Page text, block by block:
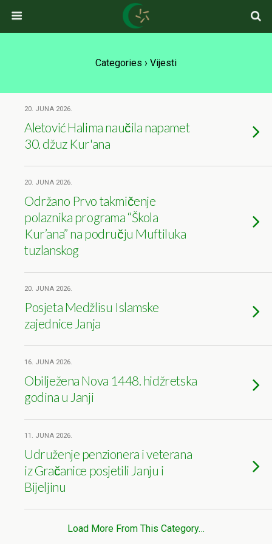
Categories › Vijesti
20. JUNA 2026.
Aletović Halima naučila napamet
30. džuz Kur'ana
20. JUNA 2026.
Održano Prvo takmičenje
polaznika programa “Škola
Kur’ana” na području Muftiluka
tuzlanskog
20. JUNA 2026.
Posjeta Medžlisu Islamske
zajednice Janja
16. JUNA 2026.
Obilježena Nova 1448. hidžretska
godina u Janji
11. JUNA 2026.
Udruženje penzionera i veterana
iz Gračanice posjetili Janju i
Bijeljinu
Load More From This Category…